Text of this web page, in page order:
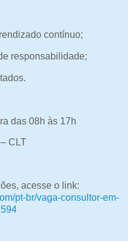
contínuo;
responsabilidade;
das 08h às 17h
CLT
acesse o link:
pt-br/vaga-consultor-em-